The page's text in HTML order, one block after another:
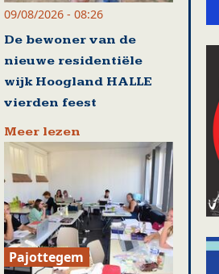
09/08/2026 - 08:26
De bewoner van de
nieuwe residentiële
wijk Hoogland HALLE
vierden feest
Meer lezen
Pajottegem